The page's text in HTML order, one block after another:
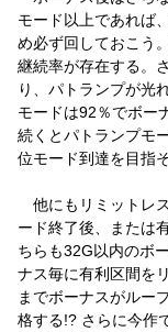
モード以上であれば
め必ず回しておこう
継続率が存在する。
り、パトランプが光
モードは92％でボー
続くとパトランプモ
位モード到達を目指そ
他にもリミットレ
ード終了後、または
ちらも32G以内のボ
ナス毎に有利区間を
までボーナスがルー
格する!? さらに今作